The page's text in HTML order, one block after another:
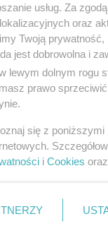
nie stanowi i nie
Redakcja i
świadczeń
usług. Za
oraz
Twoją prywatność,
jest dobrowolna i
lewym dolnym rogu
prawo
się z
i Cookies